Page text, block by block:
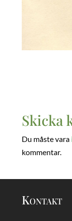
Skicka
Du måste vara
kommentar.
Kontakt